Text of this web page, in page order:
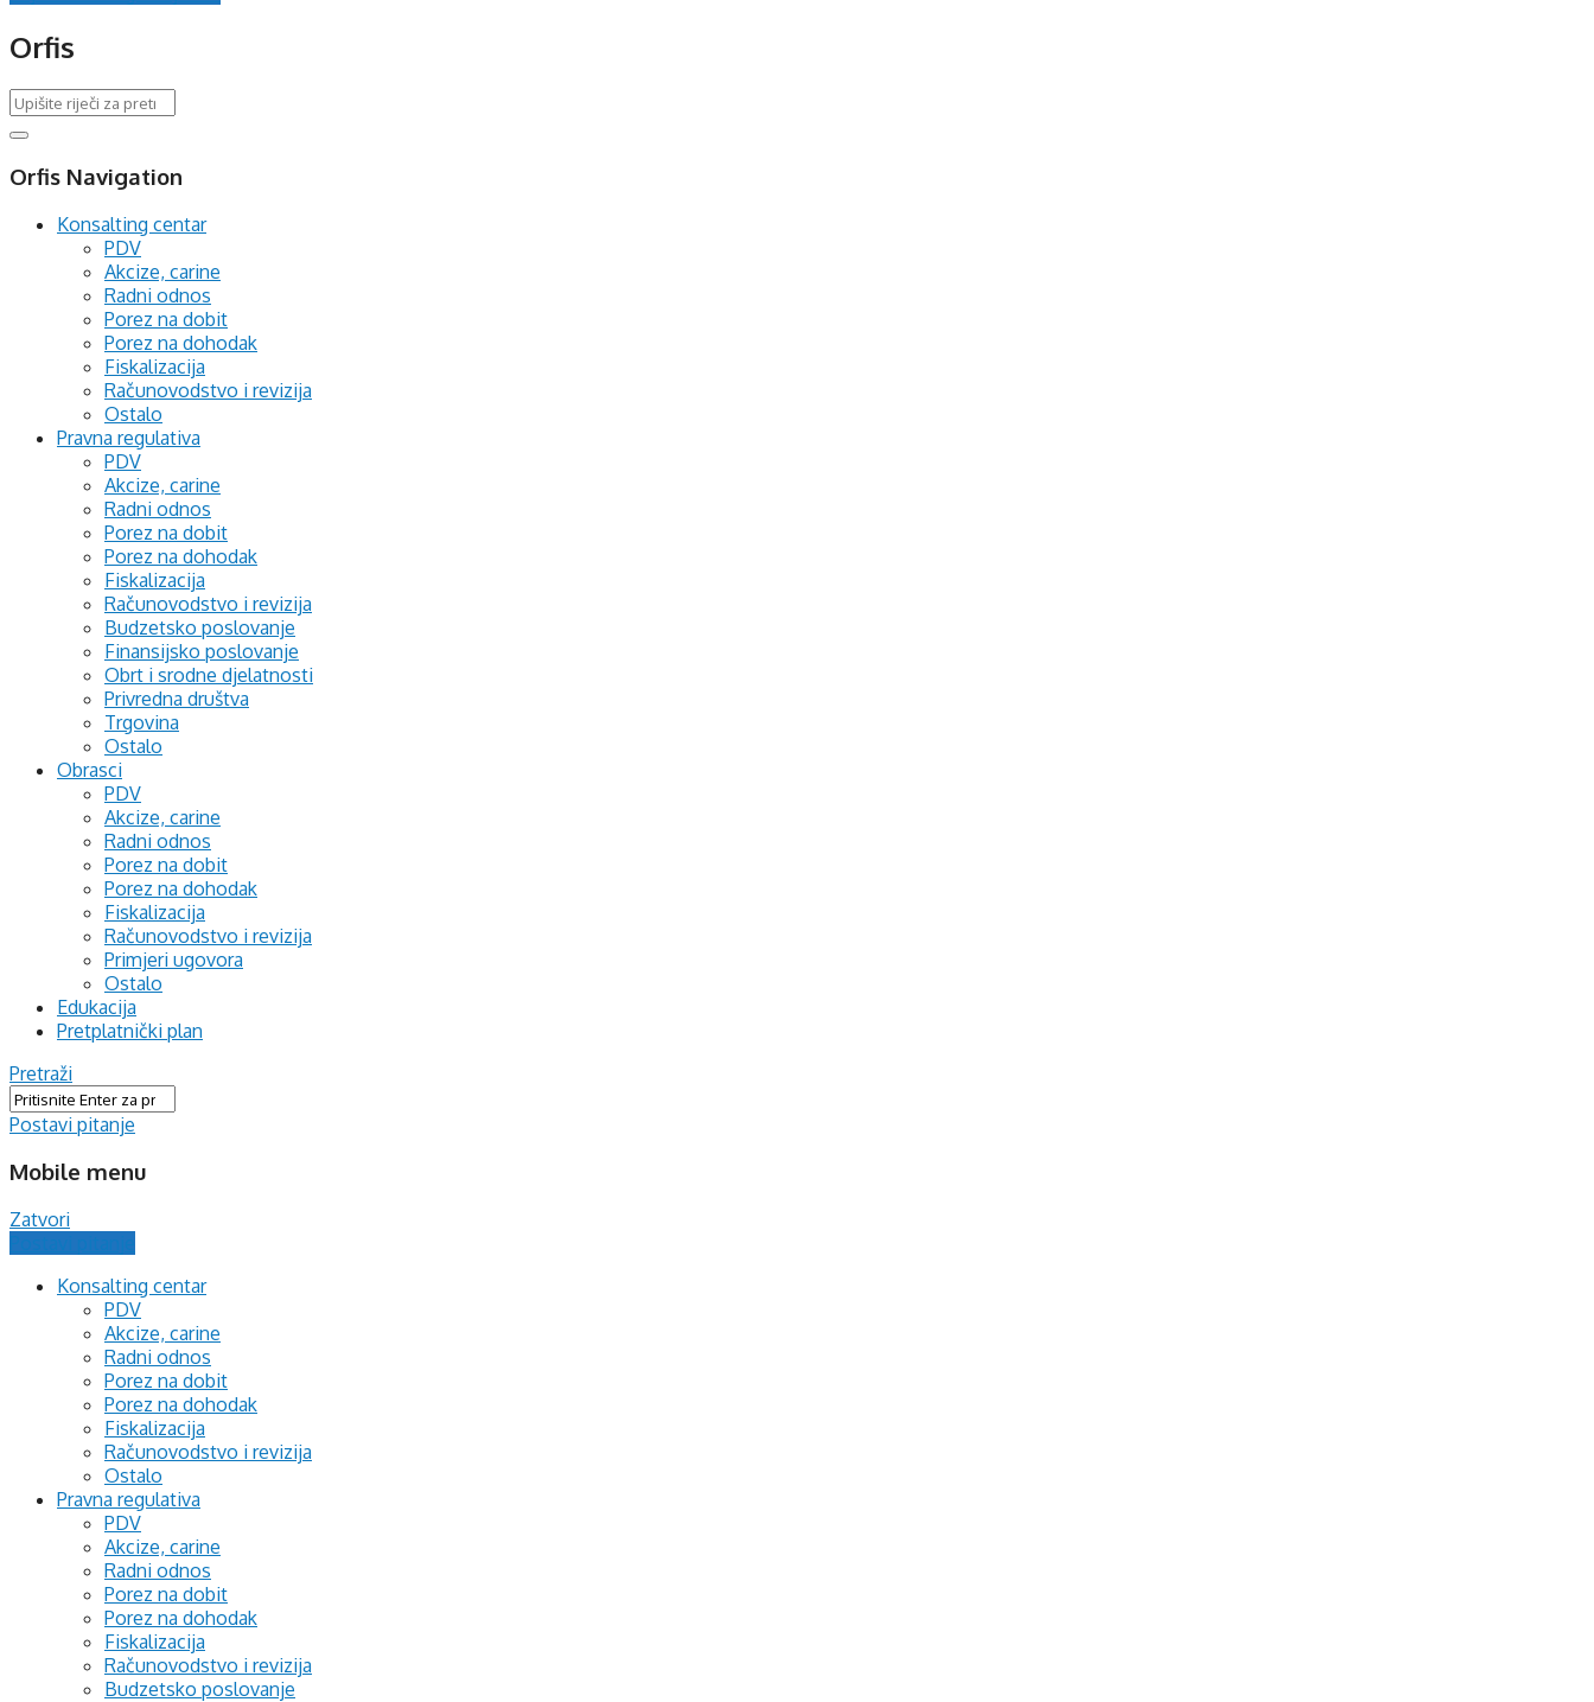
Orfis
Orfis Navigation
Konsalting centar
PDV
Akcize, carine
Radni odnos
Porez na dobit
Porez na dohodak
Fiskalizacija
Računovodstvo i revizija
Ostalo
Pravna regulativa
PDV
Akcize, carine
Radni odnos
Porez na dobit
Porez na dohodak
Fiskalizacija
Računovodstvo i revizija
Budzetsko poslovanje
Finansijsko poslovanje
Obrt i srodne djelatnosti
Privredna društva
Trgovina
Ostalo
Obrasci
PDV
Akcize, carine
Radni odnos
Porez na dobit
Porez na dohodak
Fiskalizacija
Računovodstvo i revizija
Primjeri ugovora
Ostalo
Edukacija
Pretplatnički plan
Pretraži
Postavi pitanje
Mobile menu
Zatvori
Konsalting centar
PDV
Akcize, carine
Radni odnos
Porez na dobit
Porez na dohodak
Fiskalizacija
Računovodstvo i revizija
Ostalo
Pravna regulativa
PDV
Akcize, carine
Radni odnos
Porez na dobit
Porez na dohodak
Fiskalizacija
Računovodstvo i revizija
Budzetsko poslovanje